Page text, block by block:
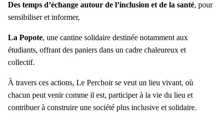
Des temps d’échange autour de l’inclusion et de la santé, pour
sensibiliser et informer,
La Popote, une cantine solidaire destinée notamment aux
étudiants, offrant des paniers dans un cadre chaleureux et
collectif.
À travers ces actions, Le Perchoir se veut un lieu vivant, où
chacun peut venir comme il est, participer à la vie du lieu et
contribuer à construire une société plus inclusive et solidaire.